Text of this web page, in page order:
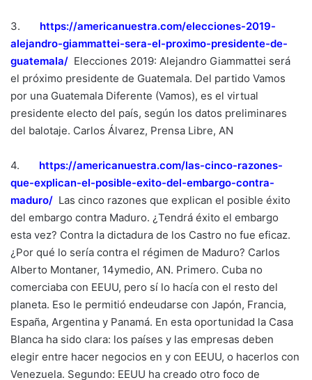
3. https://americanuestra.com/elecciones-2019-
alejandro-giammattei-sera-el-proximo-presidente-de-
guatemala/ Elecciones 2019: Alejandro Giammattei será
el próximo presidente de Guatemala. Del partido Vamos
por una Guatemala Diferente (Vamos), es el virtual
presidente electo del país, según los datos preliminares
del balotaje. Carlos Álvarez, Prensa Libre, AN
4. https://americanuestra.com/las-cinco-razones-
que-explican-el-posible-exito-del-embargo-contra-
maduro/ Las cinco razones que explican el posible éxito
del embargo contra Maduro. ¿Tendrá éxito el embargo
esta vez? Contra la dictadura de los Castro no fue eficaz.
¿Por qué lo sería contra el régimen de Maduro? Carlos
Alberto Montaner, 14ymedio, AN. Primero. Cuba no
comerciaba con EEUU, pero sí lo hacía con el resto del
planeta. Eso le permitió endeudarse con Japón, Francia,
España, Argentina y Panamá. En esta oportunidad la Casa
Blanca ha sido clara: los países y las empresas deben
elegir entre hacer negocios en y con EEUU, o hacerlos con
Venezuela. Segundo: EEUU ha creado otro foco de